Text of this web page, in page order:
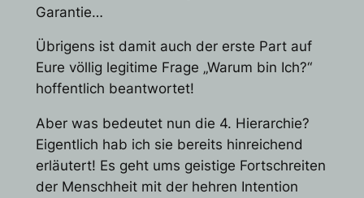
Garantie…
Übrigens ist damit auch der erste Part auf
Eure völlig legitime Frage „Warum bin Ich?“
hoffentlich beantwortet!
Aber was bedeutet nun die 4. Hierarchie?
Eigentlich hab ich sie bereits hinreichend
erläutert! Es geht ums geistige Fortschreiten
der Menschheit mit der hehren Intention